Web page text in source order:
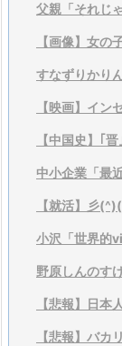
すなずりかり
【映画】イ
【就活】彡
野原しんのす